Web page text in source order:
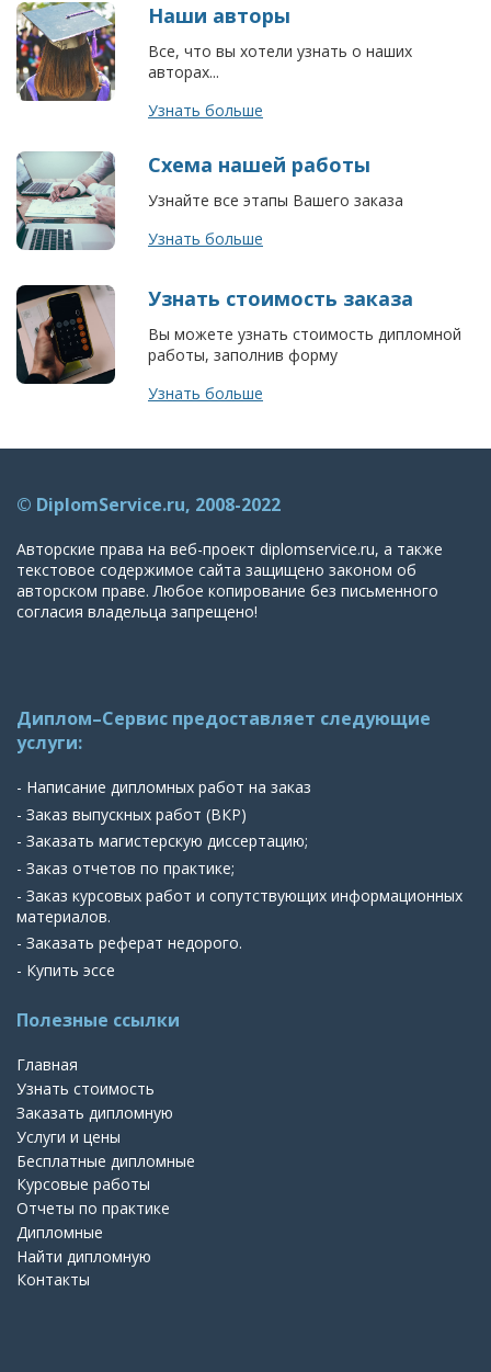
Наши авторы
Все, что вы хотели узнать о наших
авторах...
Узнать больше
Схема нашей работы
Узнайте все этапы Вашего заказа
Узнать больше
Узнать стоимость заказа
Вы можете узнать стоимость дипломной
работы, заполнив форму
Узнать больше
© DiplomService.ru, 2008-2022
Авторские права на веб-проект diplomservice.ru, а также
текстовое содержимое сайта защищено законом об
авторском праве. Любое копирование без письменного
согласия владельца запрещено!
Диплом–Сервис предоставляет следующие
услуги:
- Написание дипломных работ на заказ
- Заказ выпускных работ (ВКР)
- Заказать магистерскую диссертацию;
- Заказ отчетов по практике;
- Заказ курсовых работ и сопутствующих информационных
материалов.
- Заказать реферат недорого.
- Купить эссе
Полезные ссылки
Главная
Узнать стоимость
Заказать дипломную
Услуги и цены
Бесплатные дипломные
Курсовые работы
Отчеты по практике
Дипломные
Найти дипломную
Контакты